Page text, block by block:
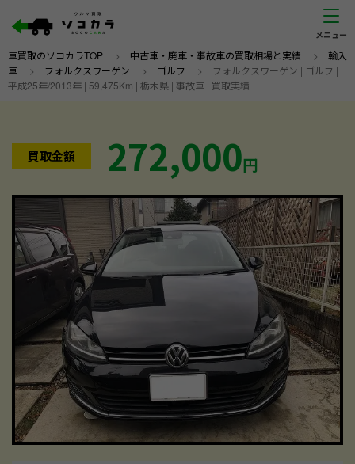
車買取のソコカラTOP > 中古車・廃車・事故車の買取相場と実績 > 輸入
車 > フォルクスワーゲン > ゴルフ >
フォルクスワーゲン | ゴルフ |
平成25年/2013年 | 59,475Km | 栃木県 | 事故車 | 買取実績
買取金額 272,000円